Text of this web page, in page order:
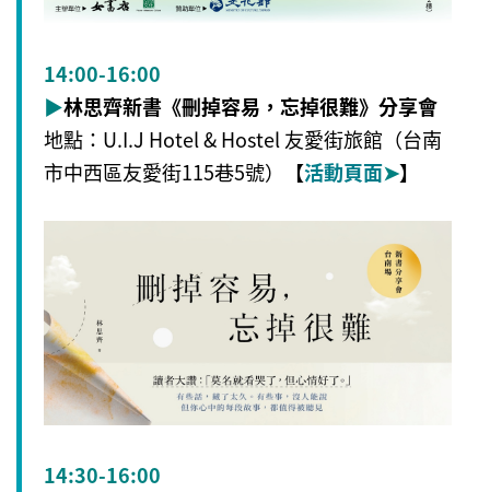
14:00-16:00
▶林思齊新書《刪掉容易，忘掉很難》分享會
地點：U.I.J Hotel & Hostel 友愛街旅館（台南
市中西區友愛街115巷5號）
【活動頁面➤】
14:30-16:00